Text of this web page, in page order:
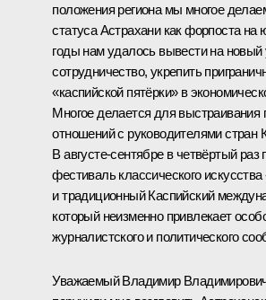
положения региона мы многое
статуса Астрахани как форпоста на
годы нам удалось вывести на
сотрудничество, укрепить
«каспийской пятёрки» в
Многое делается для
отношений с руководителями стран
В августе-сентябре в четвёртый
фестиваль классического
и традиционный Каспийский
который неизменно привлекает
журналистского и политического
Уважаемый Владимир